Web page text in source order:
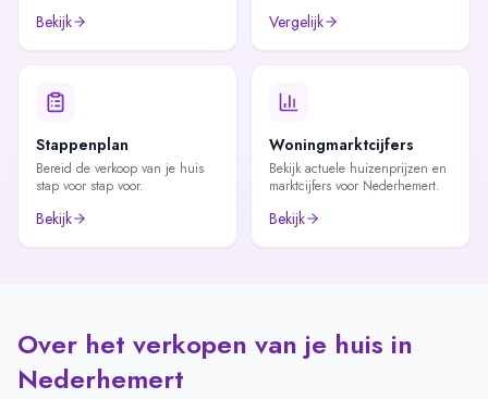
Bekijk Vergelijk
Stappenplan
Bereid de verkoop van je huis
stap voor stap voor.
Bekijk
Woningmarktcijfers
Bekijk actuele huizenprijzen en
marktcijfers voor Nederhemert.
Bekijk
Over het verkopen van je huis in
Nederhemert